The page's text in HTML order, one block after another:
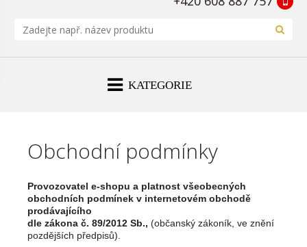
KATEGORIE
Obchodní podmínky
Provozovatel e-shopu a platnost všeobecných
obchodních podmínek v internetovém obchodě
prodávajícího
dle zákona č. 89/2012 Sb., (občanský zákoník, ve znění
pozdějších předpisů).